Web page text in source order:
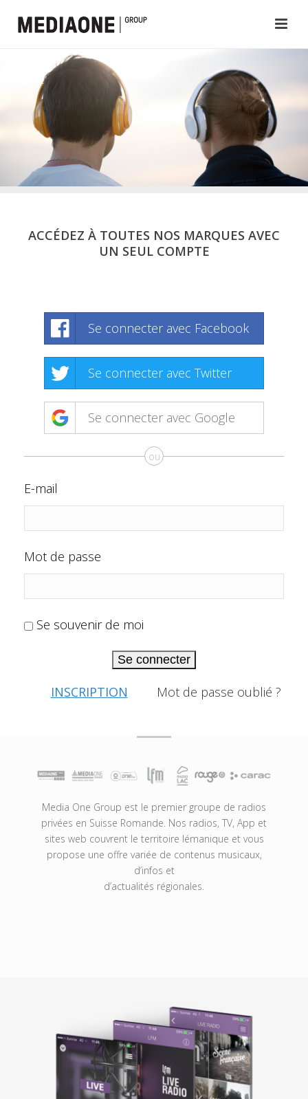
ACCÉDEZ À TOUTES NOS MARQUES AVEC
UN SEUL COMPTE
Se connecter avec Facebook
Se connecter avec Twitter
Se connecter avec Google
ou
E-mail
Mot de passe
Se souvenir de moi
Se connecter
INSCRIPTION Mot de passe oublié ?
Media One Group est le premier groupe de radios
privées en Suisse Romande. Nos radios, TV, App et
sites web couvrent le territoire lémanique et vous
propose une offre variée de contenus musicaux,
d’infos et
d’actualités régionales.